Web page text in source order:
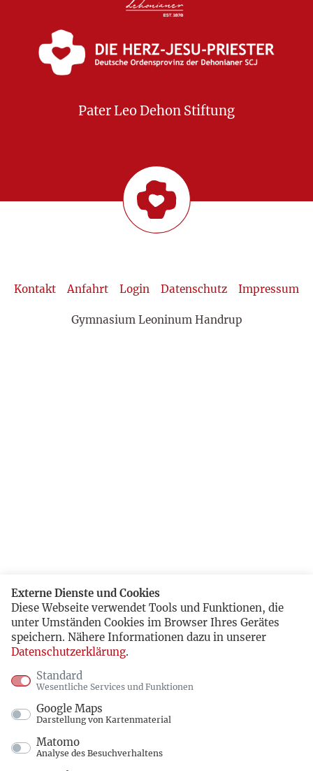
Pater Leo Dehon Stiftung
Kontakt Anfahrt Login Datenschutz Impressum
Gymnasium Leoninum Handrup
Externe Dienste und Cookies
Diese Webseite verwendet Tools und Funktionen, die
unter Umständen Cookies im Browser Ihres Gerätes
speichern. Nähere Informationen dazu in unserer
Datenschutzerklärung.
Standard
Wesentliche Services und Funktionen
Google Maps
Darstellung von Kartenmaterial
Matomo
Analyse des Besuchverhaltens